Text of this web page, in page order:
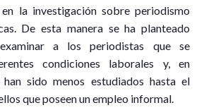
la investigación sobre periodismo
De esta manera se ha planteado
a los periodistas que se
condiciones laborales y, en
sido menos estudiados hasta el
que poseen un empleo informal.